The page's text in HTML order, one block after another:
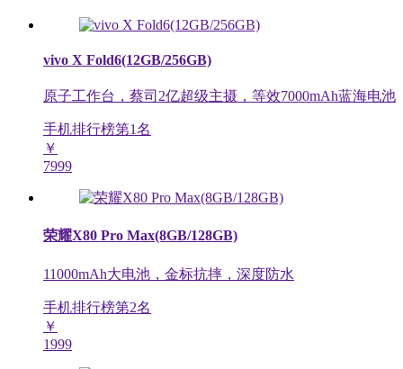
vivo X Fold6(12GB/256GB)
原子工作台，蔡司2亿超级主摄，等效7000mAh蓝海电池
手机排行榜第1名
￥
7999
荣耀X80 Pro Max(8GB/128GB)
11000mAh大电池，金标抗摔，深度防水
手机排行榜第2名
￥
1999